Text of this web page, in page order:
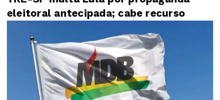
eleitoral antecipada; cabe recurso